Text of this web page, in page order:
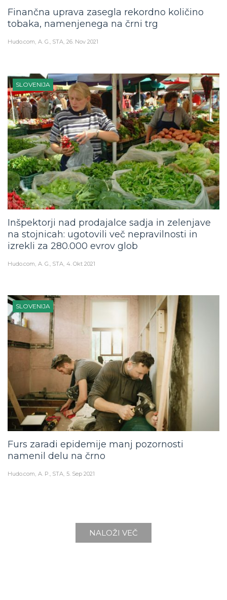
Finančna uprava zasegla rekordno količino
tobaka, namenjenega na črni trg
Hudo.com A. G., STA 26. Nov 2021
SLOVENIJA
Inšpektorji nad prodajalce sadja in zelenjave
na stojnicah: ugotovili več nepravilnosti in
izrekli za 280.000 evrov glob
Hudo.com A. G., STA 4. Okt 2021
SLOVENIJA
Furs zaradi epidemije manj pozornosti
namenil delu na črno
Hudo.com A. P., STA 5. Sep 2021
NALOŽI VEČ